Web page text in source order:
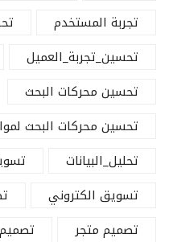
تجربة المستخدم
تحسين_تجربة_العميل
تحسين محركات البحث
تحسين محركات البحث
تحليل_البيانات
تسويق الكتروني
تصميم متجر